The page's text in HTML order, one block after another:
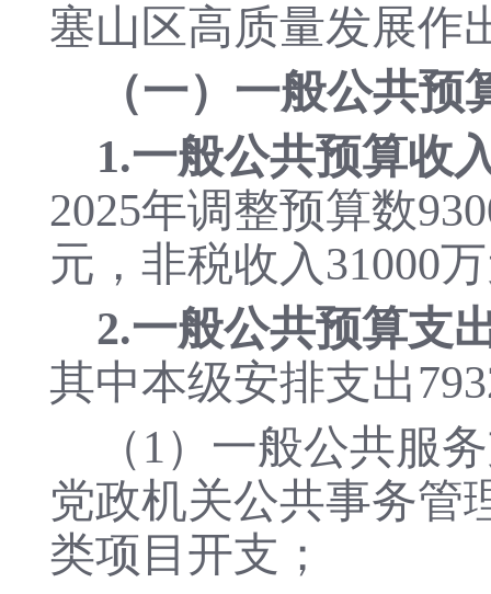
塞山区高质量发展作
（一）一般公共预
1.一般公共预算收
2025年调整预算数
元，非税收入31000
2.一般公共预算支
其中本级安排支出
（1）一般公共服
党政机关公共事务管
类项目开支；